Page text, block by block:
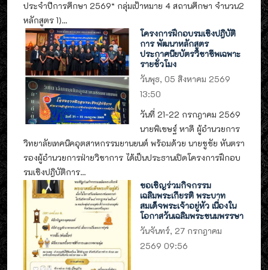
ประจำปีการศึกษา 2569“ กลุ่มเป้าหมาย 4 สถานศึกษา จำนวน2
หลักสูตร 1)...
โครงการฝึกอบรมเชิงปฎิบัติ
การ พัฒนาหลักสูตร
ประกาศนียบัตรวิชาชีพเฉพาะ
รายชั่วโมง
วันพุธ, 05 สิงหาคม 2569
13:50
วันที่ 21-22 กรกฎาคม 2569
นายพิเชษฐ์ หาดี ผู้อำนวยการ
วิทยาลัยเทคนิคอุตสาหกรรมยานยนต์ พร้อมด้วย นายชูชัย หันตรา
รองผู้อำนวยการฝ่ายวิชาการ ได้เป็นประธานเปิดโครงการฝึกอบ
รมเชิงปฎิบัติการ...
ขอเชิญร่วมกิจกรรม
เฉลิมพระเกียรติ พระบาท
สมเด็จพระเจ้าอยู่หัว เนื่องใน
โอกาสวันเฉลิมพระชนมพรรษา
วันจันทร์, 27 กรกฎาคม
2569 09:56